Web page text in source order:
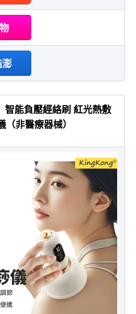
澎
智能負壓經絡刷 紅光熱敷
（非醫療器械）